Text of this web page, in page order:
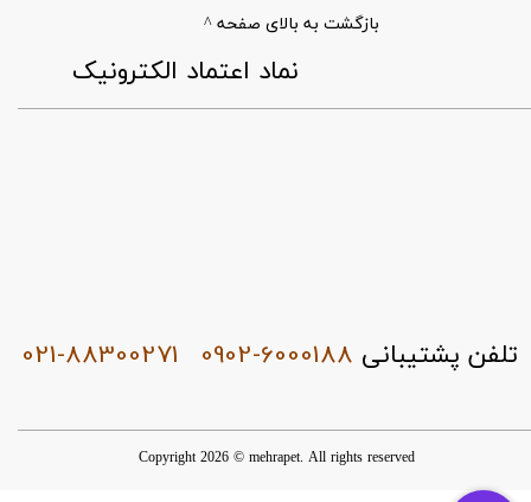
0902-6000188
بازگشت به بالای صفحه ^
021-88300271
Copyright 2026 © mehrapet. All rights reserved
​نماد اعتماد الکترونیک